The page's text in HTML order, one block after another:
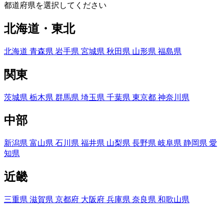
都道府県を選択してください
北海道・東北
北海道 青森県 岩手県 宮城県 秋田県 山形県 福島県
関東
茨城県 栃木県 群馬県 埼玉県 千葉県 東京都 神奈川県
中部
新潟県 富山県 石川県 福井県 山梨県 長野県 岐阜県 静岡県 愛
知県
近畿
三重県 滋賀県 京都府 大阪府 兵庫県 奈良県 和歌山県